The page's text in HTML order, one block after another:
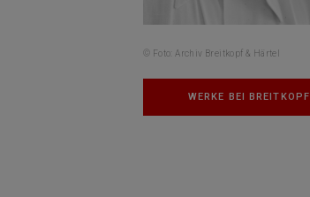
© Foto: Archiv Breitkopf & Härtel
WERKE BEI BREITKOPF